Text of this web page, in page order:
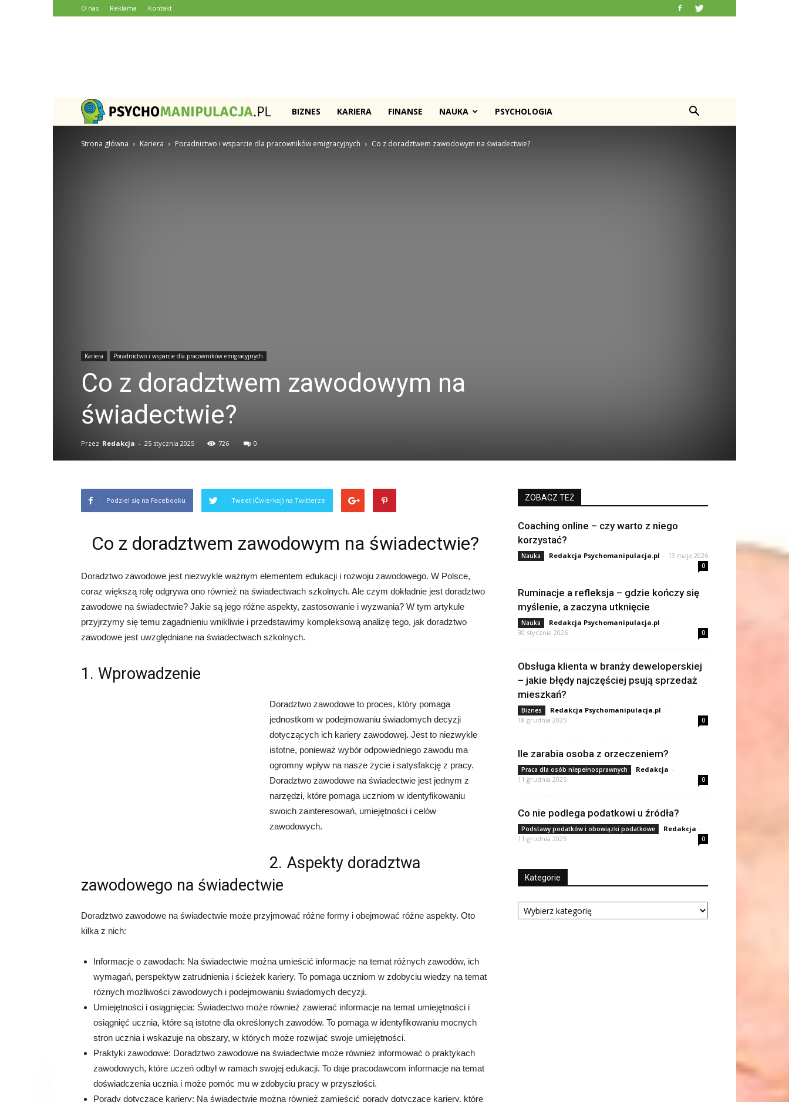
O nas Reklama Kontakt
Psychomanipulacja.pl
BIZNES KARIERA FINANSE NAUKA PSYCHOLOGIA
Strona główna Kariera Poradnictwo i wsparcie dla pracowników emigracyjnych Co z doradztwem zawodowym na świadectwie?
Kariera Poradnictwo i wsparcie dla pracowników emigracyjnych
Co z doradztwem zawodowym na
świadectwie?
Przez Redakcja - 25 stycznia 2025 726 0
Podziel się na Facebooku Tweet (Ćwierkaj) na Twitterze
Co z doradztwem zawodowym na świadectwie?
Doradztwo zawodowe jest niezwykle ważnym elementem edukacji i rozwoju zawodowego. W Polsce,
coraz większą rolę odgrywa ono również na świadectwach szkolnych. Ale czym dokładnie jest doradztwo
zawodowe na świadectwie? Jakie są jego różne aspekty, zastosowanie i wyzwania? W tym artykule
przyjrzymy się temu zagadnieniu wnikliwie i przedstawimy kompleksową analizę tego, jak doradztwo
zawodowe jest uwzględniane na świadectwach szkolnych.
1. Wprowadzenie
Doradztwo zawodowe to proces, który pomaga
jednostkom w podejmowaniu świadomych decyzji
dotyczących ich kariery zawodowej. Jest to niezwykle
istotne, ponieważ wybór odpowiedniego zawodu ma
ogromny wpływ na nasze życie i satysfakcję z pracy.
Doradztwo zawodowe na świadectwie jest jednym z
narzędzi, które pomaga uczniom w identyfikowaniu
swoich zainteresowań, umiejętności i celów
zawodowych.
2. Aspekty doradztwa
zawodowego na świadectwie
Doradztwo zawodowe na świadectwie może przyjmować różne formy i obejmować różne aspekty. Oto
kilka z nich:
Informacje o zawodach: Na świadectwie można umieścić informacje na temat różnych zawodów, ich
wymagań, perspektyw zatrudnienia i ścieżek kariery. To pomaga uczniom w zdobyciu wiedzy na temat
różnych możliwości zawodowych i podejmowaniu świadomych decyzji.
Umiejętności i osiągnięcia: Świadectwo może również zawierać informacje na temat umiejętności i
osiągnięć ucznia, które są istotne dla określonych zawodów. To pomaga w identyfikowaniu mocnych
stron ucznia i wskazuje na obszary, w których może rozwijać swoje umiejętności.
Praktyki zawodowe: Doradztwo zawodowe na świadectwie może również informować o praktykach
zawodowych, które uczeń odbył w ramach swojej edukacji. To daje pracodawcom informacje na temat
doświadczenia ucznia i może pomóc mu w zdobyciu pracy w przyszłości.
Porady dotyczące kariery: Na świadectwie można również zamieścić porady dotyczące kariery, które
ZOBACZ TEŻ
Coaching online – czy warto z niego
korzystać?
Nauka Redakcja Psychomanipulacja.pl - 13 maja 2026
0
Ruminacje a refleksja – gdzie kończy się
myślenie, a zaczyna utknięcie
Nauka Redakcja Psychomanipulacja.pl -
30 stycznia 2026
0
Obsługa klienta w branży deweloperskiej
– jakie błędy najczęściej psują sprzedaż
mieszkań?
Biznes Redakcja Psychomanipulacja.pl -
18 grudnia 2025
0
Ile zarabia osoba z orzeczeniem?
Praca dla osób niepełnosprawnych Redakcja -
11 grudnia 2025
0
Co nie podlega podatkowi u źródła?
Podstawy podatków i obowiązki podatkowe Redakcja -
11 grudnia 2025
0
Kategorie
Kategorie